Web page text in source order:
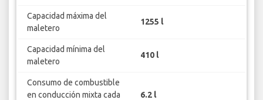
Capacidad máxima del
maletero
1255 l
Capacidad mínima del
maletero
410 l
Consumo de combustible
en conducción mixta cada
6.2 l